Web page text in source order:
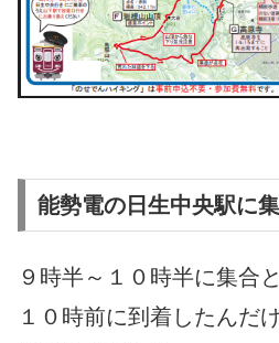
能勢電の日生中央駅に集
９時半～１０時半に集合
１０時前に到着したんだ